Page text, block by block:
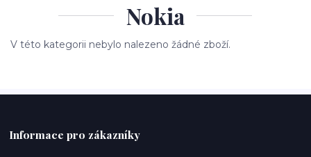
Nokia
V této kategorii nebylo nalezeno žádné zboží.
Informace pro zákazníky